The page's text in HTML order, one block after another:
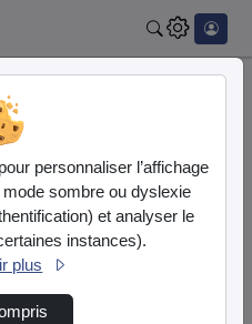
- Emman…
personnaliser l’affichage
sombre ou dyslexie
et analyser le
instances).
plus